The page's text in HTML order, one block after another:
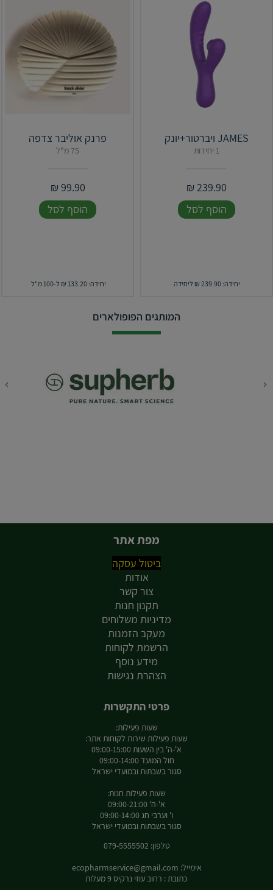
JAMES ויברטור+יונק
1 יחידות
239.90
₪
הוסף לסל
יחידה: 239.90 ₪ ליחידה
פרנק אוליבר צדפה
75 מ"ל
99.90
₪
הוסף לסל
יחידה: 133.20 ₪ ל-100 מ"ל
המותגים הפופולארים
מפת אתר
ביטול עסקה
אודות
צור קשר
תקנון חנות
מדיניות משלוחים
מעקב הזמנות
הרשמת לקוחות
מידע נוסף
הצהרת נגישות
פרטי התקשרות
שעות פעילות:
שעות פעילות שירות לקוחות אתר:
א'-ה' בין השעות 09:00-15:00
חול המועד 09:00-14:00
סגור בשבתות ובמועדי ישראל
שעות פעילות חנות:
א'-ה' 09:00-21:00
ו' וערבי חג 09:00-14:00
סגור בשבתות ובמועדי ישראל
טלפון: 079-5555502
אימייל: ecopharmservice@gmail.com
כתובת : רחוב עוזי נרקיס 9 מעלות